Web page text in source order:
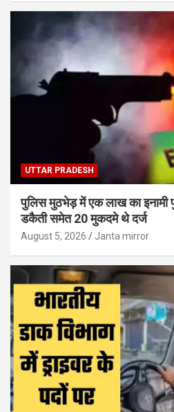
UTTAR PRADESH
पुलिस मुठभेड़ में एक लाख का इनामी
डकैती समेत 20 मुकदमे थे दर्ज
August 5, 2026 Janta mirror